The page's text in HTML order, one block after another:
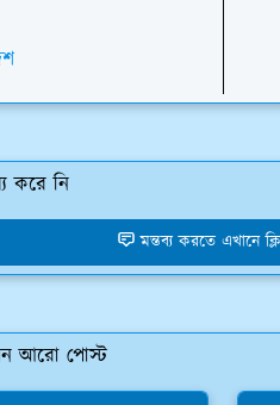
করে নি
মন্তব্য করতে এখানে
আরো পোস্ট